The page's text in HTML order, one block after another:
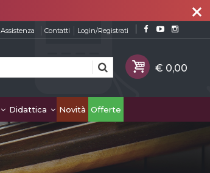
close
Assistenza Contatti Login/Registrati
Didattica Novità Offerte